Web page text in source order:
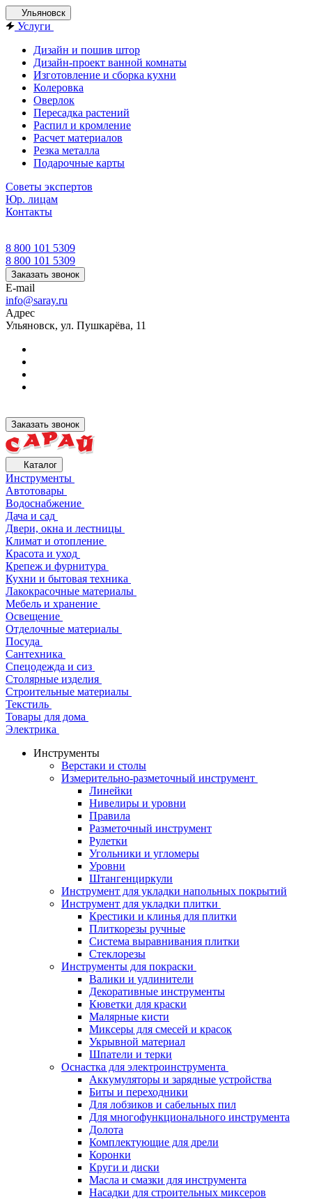
Ульяновск
Услуги
Дизайн и пошив штор
Дизайн-проект ванной комнаты
Изготовление и сборка кухни
Колеровка
Оверлок
Пересадка растений
Распил и кромление
Расчет материалов
Резка металла
Подарочные карты
Советы экспертов
Юр. лицам
Контакты
8 800 101 5309
8 800 101 5309
Заказать звонок
E-mail
info@saray.ru
Адрес
Ульяновск, ул. Пушкарёва, 11
Заказать звонок
Каталог
Инструменты
Автотовары
Водоснабжение
Дача и сад
Двери, окна и лестницы
Климат и отопление
Красота и уход
Крепеж и фурнитура
Кухни и бытовая техника
Лакокрасочные материалы
Мебель и хранение
Освещение
Отделочные материалы
Посуда
Сантехника
Спецодежда и сиз
Столярные изделия
Строительные материалы
Текстиль
Товары для дома
Электрика
Инструменты
Верстаки и столы
Измерительно-разметочный инструмент
Линейки
Нивелиры и уровни
Правила
Разметочный инструмент
Рулетки
Угольники и угломеры
Уровни
Штангенциркули
Инструмент для укладки напольных покрытий
Инструмент для укладки плитки
Крестики и клинья для плитки
Плиткорезы ручные
Система выравнивания плитки
Стеклорезы
Инструменты для покраски
Валики и удлинители
Декоративные инструменты
Кюветки для краски
Малярные кисти
Миксеры для смесей и красок
Укрывной материал
Шпатели и терки
Оснастка для электроинструмента
Аккумуляторы и зарядные устройства
Биты и переходники
Для лобзиков и сабельных пил
Для многофункционального инструмента
Долота
Комплектующие для дрели
Коронки
Круги и диски
Масла и смазки для инструмента
Насадки для строительных миксеров